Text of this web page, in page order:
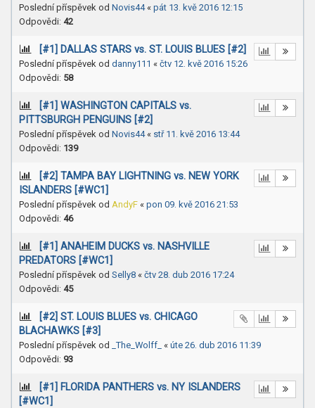
Poslední příspěvek od Novis44« pát 13. kvě 2016 12:15
Odpovědi: 42
[#1] DALLAS STARS vs. ST. LOUIS BLUES [#2]
Poslední příspěvek od danny111 « čtv 12. kvě 2016 15:26
Odpovědi: 58
[#1] WASHINGTON CAPITALS vs.
PITTSBURGH PENGUINS [#2]
Poslední příspěvek od Novis44« stř 11. kvě 2016 13:44
Odpovědi: 139
[#2] TAMPA BAY LIGHTNING vs. NEW YORK
ISLANDERS [#WC1]
Poslední příspěvek od AndyF « pon 09. kvě 2016 21:53
Odpovědi: 46
[#1] ANAHEIM DUCKS vs. NASHVILLE
PREDATORS [#WC1]
Poslední příspěvek od Selly8 « čtv 28. dub 2016 17:24
Odpovědi: 45
[#2] ST. LOUIS BLUES vs. CHICAGO
BLACHAWKS [#3]
Poslední příspěvek od _The_Wolff_ « úte 26. dub 2016 11:39
Odpovědi: 93
[#1] FLORIDA PANTHERS vs. NY ISLANDERS
[#WC1]